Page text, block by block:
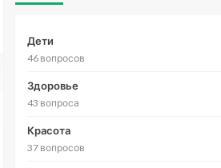
Дети
46 вопросов
Здоровье
43 вопроса
Красота
37 вопросов